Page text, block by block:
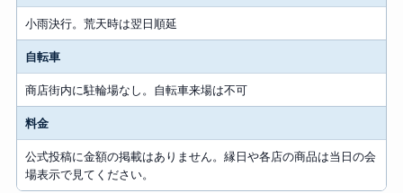
小雨決行。荒天時は翌日順延
自転車
商店街内に駐輪場なし。自転車来場は不可
料金
公式投稿に金額の掲載はありません。縁日や各店の商品は当日の会
場表示で見てください。